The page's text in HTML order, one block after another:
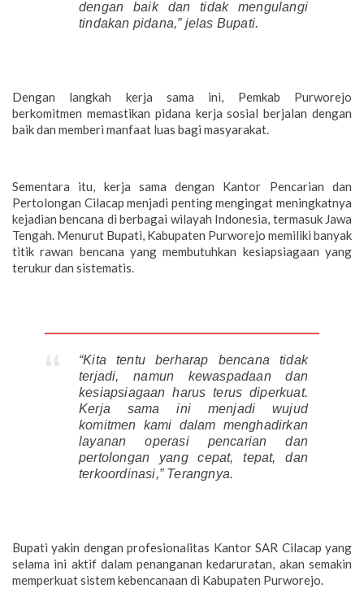
dengan baik dan tidak mengulangi
tindakan pidana,” jelas Bupati.
Dengan langkah kerja sama ini, Pemkab Purworejo
berkomitmen memastikan pidana kerja sosial berjalan dengan
baik dan memberi manfaat luas bagi masyarakat.
Sementara itu, kerja sama dengan Kantor Pencarian dan
Pertolongan Cilacap menjadi penting mengingat meningkatnya
kejadian bencana di berbagai wilayah Indonesia, termasuk Jawa
Tengah. Menurut Bupati, Kabupaten Purworejo memiliki banyak
titik rawan bencana yang membutuhkan kesiapsiagaan yang
terukur dan sistematis.
“Kita tentu berharap bencana tidak
terjadi, namun kewaspadaan dan
kesiapsiagaan harus terus diperkuat.
Kerja sama ini menjadi wujud
komitmen kami dalam menghadirkan
layanan operasi pencarian dan
pertolongan yang cepat, tepat, dan
terkoordinasi,” Terangnya.
Bupati yakin dengan profesionalitas Kantor SAR Cilacap yang
selama ini aktif dalam penanganan kedaruratan, akan semakin
memperkuat sistem kebencanaan di Kabupaten Purworejo.